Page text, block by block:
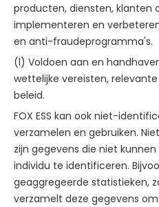
producten, diensten, klanten
implementeren en
en anti-fraudeprogramma's.
(l) Voldoen aan en
wettelijke vereisten,
beleid.
FOX ESS kan ook niet-
verzamelen en gebruiken.
zijn gegevens die niet
individu te identificeren.
geaggregeerde statistieken,
verzamelt deze gegevens